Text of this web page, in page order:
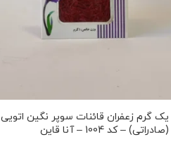
یک گرم زعفران قائنات سوپر نگین اتویی
(صادراتی) – کد 1004 – آنا قاین